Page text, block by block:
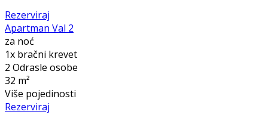
Rezerviraj
Apartman Val 2
za noć
1x bračni krevet
2 Odrasle osobe
32 m²
Više pojedinosti
Rezerviraj